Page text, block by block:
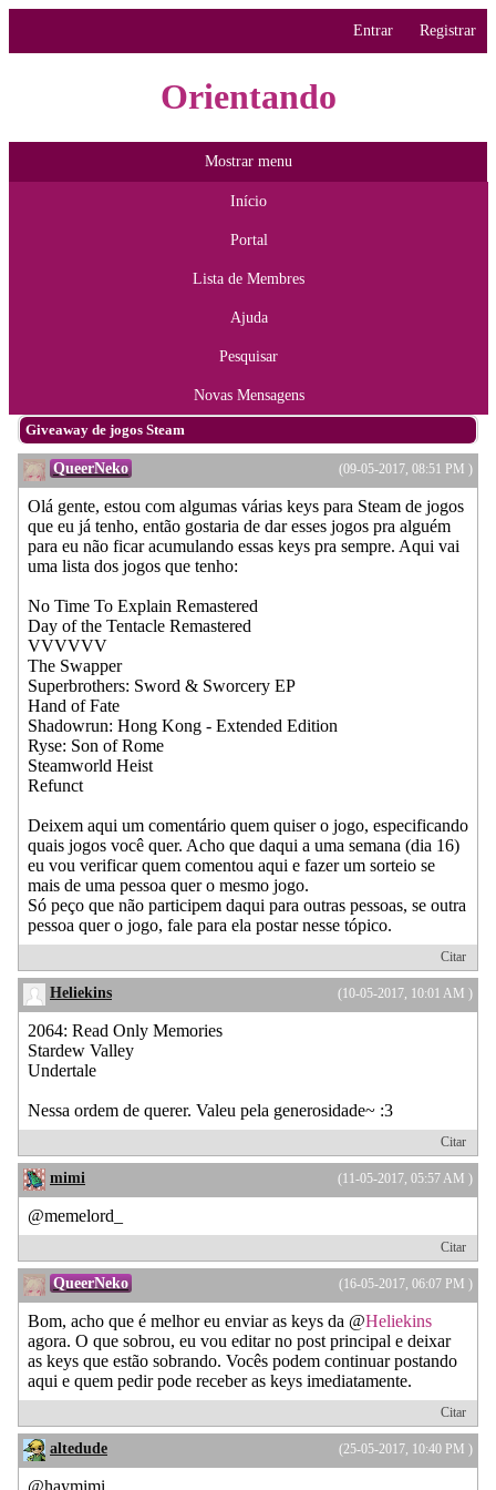
Entrar Registrar
Orientando
Mostrar menu
Início
Portal
Lista de Membres
Ajuda
Pesquisar
Novas Mensagens
Giveaway de jogos Steam
(09-05-2017, 08:51 PM )
QueerNeko
Olá gente, estou com algumas várias keys para Steam de jogos
que eu já tenho, então gostaria de dar esses jogos pra alguém
para eu não ficar acumulando essas keys pra sempre. Aqui vai
uma lista dos jogos que tenho:
No Time To Explain Remastered
Day of the Tentacle Remastered
VVVVVV
The Swapper
Superbrothers: Sword & Sworcery EP
Hand of Fate
Shadowrun: Hong Kong - Extended Edition
Ryse: Son of Rome
Steamworld Heist
Refunct
Deixem aqui um comentário quem quiser o jogo, especificando
quais jogos você quer. Acho que daqui a uma semana (dia 16)
eu vou verificar quem comentou aqui e fazer um sorteio se
mais de uma pessoa quer o mesmo jogo.
Só peço que não participem daqui para outras pessoas, se outra
pessoa quer o jogo, fale para ela postar nesse tópico.
Citar
(10-05-2017, 10:01 AM )
Heliekins
2064: Read Only Memories
Stardew Valley
Undertale
Nessa ordem de querer. Valeu pela generosidade~ :3
Citar
(11-05-2017, 05:57 AM )
mimi
@memelord_
Citar
(16-05-2017, 06:07 PM )
QueerNeko
Bom, acho que é melhor eu enviar as keys da @Heliekins
agora. O que sobrou, eu vou editar no post principal e deixar
as keys que estão sobrando. Vocês podem continuar postando
aqui e quem pedir pode receber as keys imediatamente.
Citar
(25-05-2017, 10:40 PM )
altedude
@haymimi